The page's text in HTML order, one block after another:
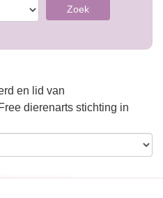
Zoek
en lid van
dierenarts stichting in